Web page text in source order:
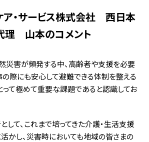
ア・サービス株式会社 西日本
山本のコメント
災害が頻発する中、高齢者や支援を必要
の際にも安心して避難できる体制を整える
って極めて重要な課題であると認識してお
して、これまで培ってきた介護・生活支援
かし、災害時においても地域の皆さまの